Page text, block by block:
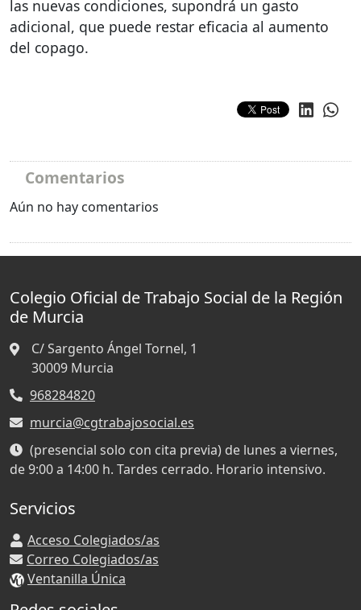
las nuevas condiciones, supondrá un gasto
adicional, que puede restar eficacia al aumento
del copago.
Comentarios
Aún no hay comentarios
Colegio Oficial de Trabajo Social de la Región
de Murcia
C/ Sargento Ángel Tornel, 1
30009 Murcia
968284820
murcia@cgtrabajosocial.es
(presencial solo con cita previa) de lunes a viernes,
de 9:00 a 14:00 h. Tardes cerrado. Horario intensivo.
Servicios
Acceso Colegiados/as
Correo Colegiados/as
Ventanilla Única